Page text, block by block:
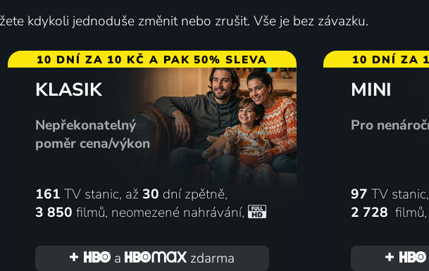
| Drama 2015 | Japonsko | Drama
| Drama
%
2022 | Japonsko, Švédsko | Drama
kdykoli jednoduše změnit nebo zrušit. Vše je bez závazku.
10 DNÍ ZA 10 KČ A PAK 50% SLEVA
KLASIK
Nepřekonatelný
poměr cena/výkon
161 TV stanic, až 30 dní zpětně,
3 850 filmů, neomezené nahrávání,
a zdarma
10 DNÍ ZA
MINI
Pro
97 TV stanic,
2 728 filmů,